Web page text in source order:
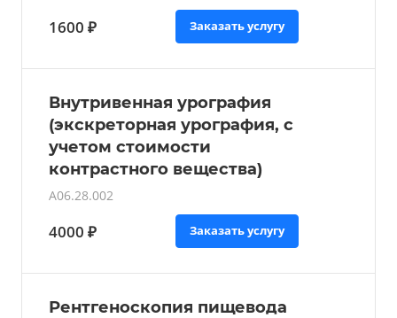
1600 ₽ Заказать услугу
Внутривенная урография
(экскреторная урография, с
учетом стоимости
контрастного вещества)
A06.28.002
4000 ₽ Заказать услугу
Рентгеноскопия пищевода